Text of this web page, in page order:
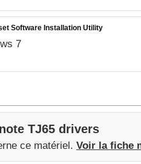
Software Installation Utility
7
TJ65 drivers
ce matériel. Voir la fiche